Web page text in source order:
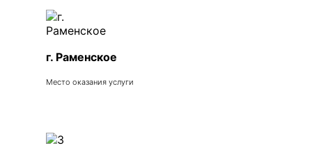
г. Раменское
Место оказания услуги